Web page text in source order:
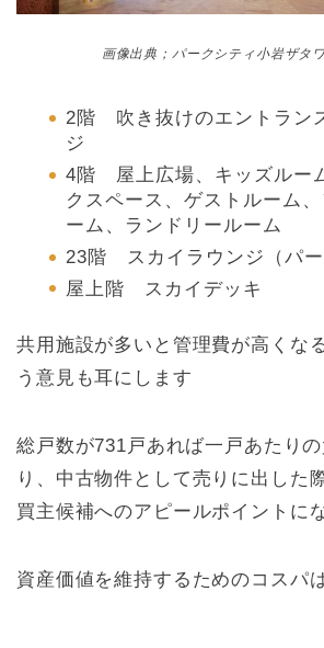
画像出典；パークシティ小岩ザタ
2階 吹き抜けのエントラン
ジ
4階 屋上広場、キッズルー
クスペース、ゲストルーム
ーム、ランドリールーム
23階 スカイラウンジ（パー
屋上階 スカイデッキ
共用施設が多いと管理費が高くな
う意見も耳にします
総戸数が731戸あれば一戸あたり
り、中古物件として売りに出した
買主候補へのアピールポイントに
資産価値を維持するためのコスパ